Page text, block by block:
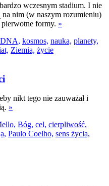
wczesnym stadium. I nie
nim (w naszym rozumieniu)
formy. »
DNA, kosmos, nauka, planety,
Ziemia, życie
nikt tego nie zauważał i
»
Bóg, cel, cierpliwość,
Paulo Coelho, sens życia,